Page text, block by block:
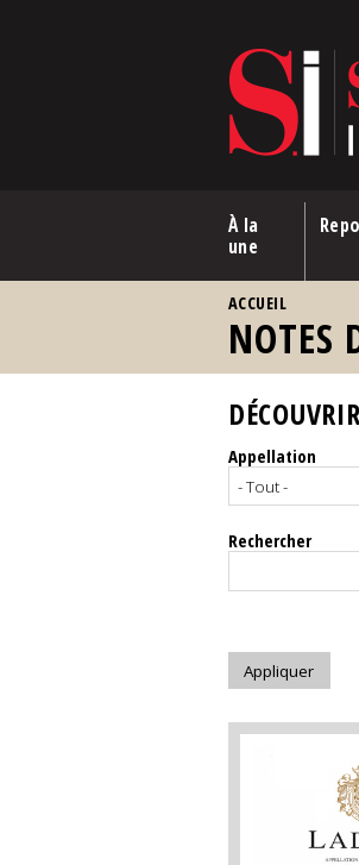
À la
une
ACCUEIL
NOTES
Appellation
Rechercher